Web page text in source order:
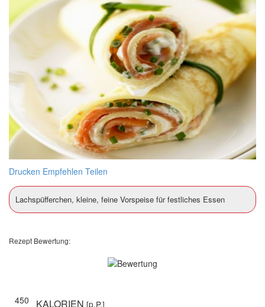
Drucken Empfehlen Teilen
Lachspüfferchen, kleine, feine Vorspeise für festliches Essen
Rezept Bewertung:
450 KALORIEN [p.P.]